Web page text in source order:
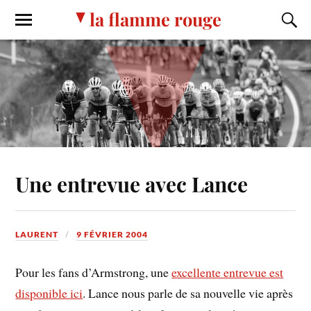
la flamme rouge
Une entrevue avec Lance
LAURENT 9 FÉVRIER 2004
Pour les fans d’Armstrong, uneexcellente entrevue est
disponible ici. Lance nous parle de sa nouvelle vie après